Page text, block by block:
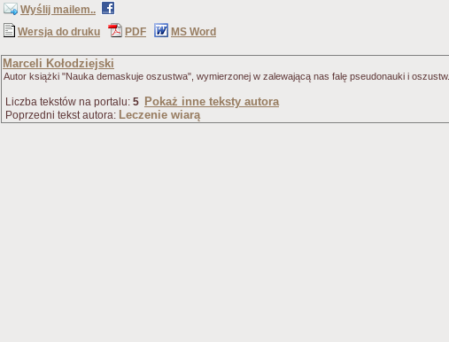
Wyślij mailem..
Wersja do druku
PDF MS Word
Marceli Kołodziejski
Autor książki "Nauka demaskuje oszustwa", wymierzonej w zalewającą nas falę pseudonauki i oszustw.
Liczba tekstów na portalu: 5 Pokaż inne teksty autora
Poprzedni tekst autora: Leczenie wiarą